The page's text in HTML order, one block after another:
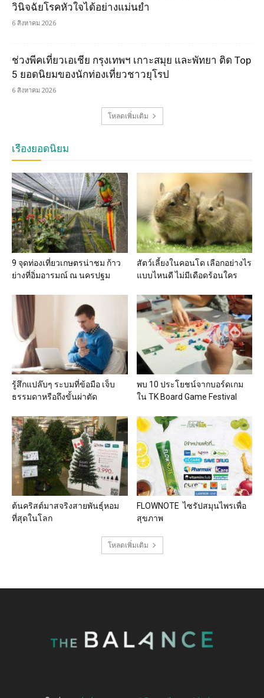
วินิจฉัยโรคหัวใจได้อย่างแม่นยำ
6 สิงหาคม 2026
ช่วงพีคเที่ยวเอเชีย กรุงเทพฯ เกาะสมุย และพัทยา ติด Top
5 ยอดนิยมของนักท่องเที่ยวชาวยุโรป
6 สิงหาคม 2026
โหลดเพิ่มเติม
เรื่องยอดนิยม
9 จุดท่องเที่ยวเกษตรน่าชม ก้าว
ย่างที่อิ่มอารมณ์ ณ นครปฐม
สัตว์เลี้ยงในคอนโด เลือกอย่างไร
แบบไหนดี ไม่มีเดือดร้อนใคร
รู้สึกแปล๊บๆ ระบมที่ข้อมือ เจ็บ
ธรรมดาหรือถึงขั้นผ่าตัด
พบ 10 ประโยชน์จากบอร์ดเกม
ใน TK Board Game Festival
ต้นคริสต์มาสจริงสายพันธุ์หอม
ที่สุดในโลก
FLOWNOTE ไซรัปสมุนไพรเพื่อ
สุขภาพ
โหลดเพิ่มเติม